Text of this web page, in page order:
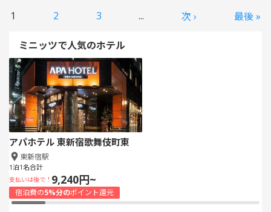
1 2 3 ... 次 › 最後 »
ミニッツで人気のホテル
アパホテル 東新宿歌舞伎町東
東新宿駅
1泊1名合計
支払いは後で！ 9,240円~
宿泊費の5%分のポイント還元